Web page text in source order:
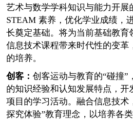
艺术与数学学科知识与能力开展
STEAM 素养，优化学业成绩，
长奠定基础。将为当前基础教育
信息技术课程带来时代性的变革
的培养。
创客：创客运动与教育的“碰撞”
的知识经验和认知发展特点，开
项目的学习活动。融合信息技术
探究体验”教育理念，以培养各